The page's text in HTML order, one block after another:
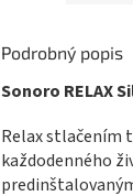
Podrobný popis
Sonoro RELAX
Relax stlačením
každodenného